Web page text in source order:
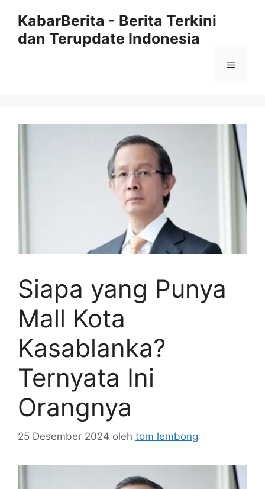
KabarBerita - Berita Terkini
dan Terupdate Indonesia
Menu
Siapa yang Punya
Mall Kota
Kasablanka?
Ternyata Ini
Orangnya
25 Desember 2024 oleh tom lembong